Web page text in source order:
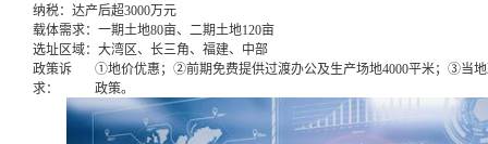
纳税： 达产后超3000万元
载体需求： 一期土地80亩、二期土地120亩
选址区域： 大湾区、长三角、福建、中部
政策诉
求：
①地价优惠；②前期免费提供过渡办公及生产场地4000平米；③当
政策。